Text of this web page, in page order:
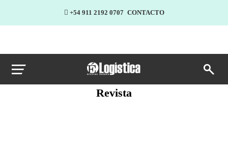
+54 911 2192 0707 CONTACTO
Revista